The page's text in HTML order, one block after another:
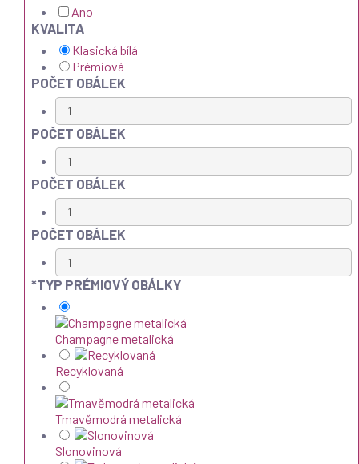
Ano
KVALITA
Klasická bílá
Prémiová
POČET OBÁLEK
POČET OBÁLEK
POČET OBÁLEK
POČET OBÁLEK
*TYP PRÉMIOVÝ OBÁLKY
Champagne metalická
Recyklovaná
Tmavěmodrá metalická
Slonovinová